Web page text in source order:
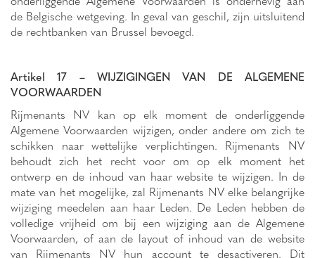
de Belgische wetgeving. In geval van geschil, zijn uitsluitend
de rechtbanken van Brussel bevoegd.
Artikel 17 – WIJZIGINGEN VAN DE ALGEMENE
VOORWAARDEN
Rijmenants NV kan op elk moment de onderliggende
Algemene Voorwaarden wijzigen, onder andere om zich te
schikken naar wettelijke verplichtingen. Rijmenants NV
behoudt zich het recht voor om op elk moment het
ontwerp en de inhoud van haar website te wijzigen. In de
mate van het mogelijke, zal Rijmenants NV elke belangrijke
wijziging meedelen aan haar Leden. De Leden hebben de
volledige vrijheid om bij een wijziging aan de Algemene
Voorwaarden, of aan de layout of inhoud van de website
van Rijmenants NV hun account te desactiveren. Dit